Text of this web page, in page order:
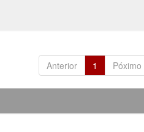
Anterior 1 Póximo